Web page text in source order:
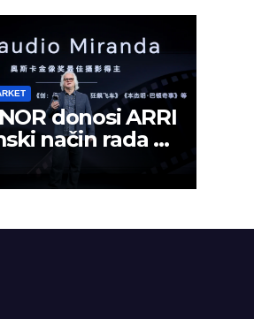
donosi ARRI
način rada u
kreiranje